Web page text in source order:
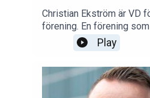
Christian Ekström är VD
förening. En förening
den minst framgångsrika
svenska skattetrycket
världens högsta. Men
bör staten göra och inte
många fler, får vi svar på
Play